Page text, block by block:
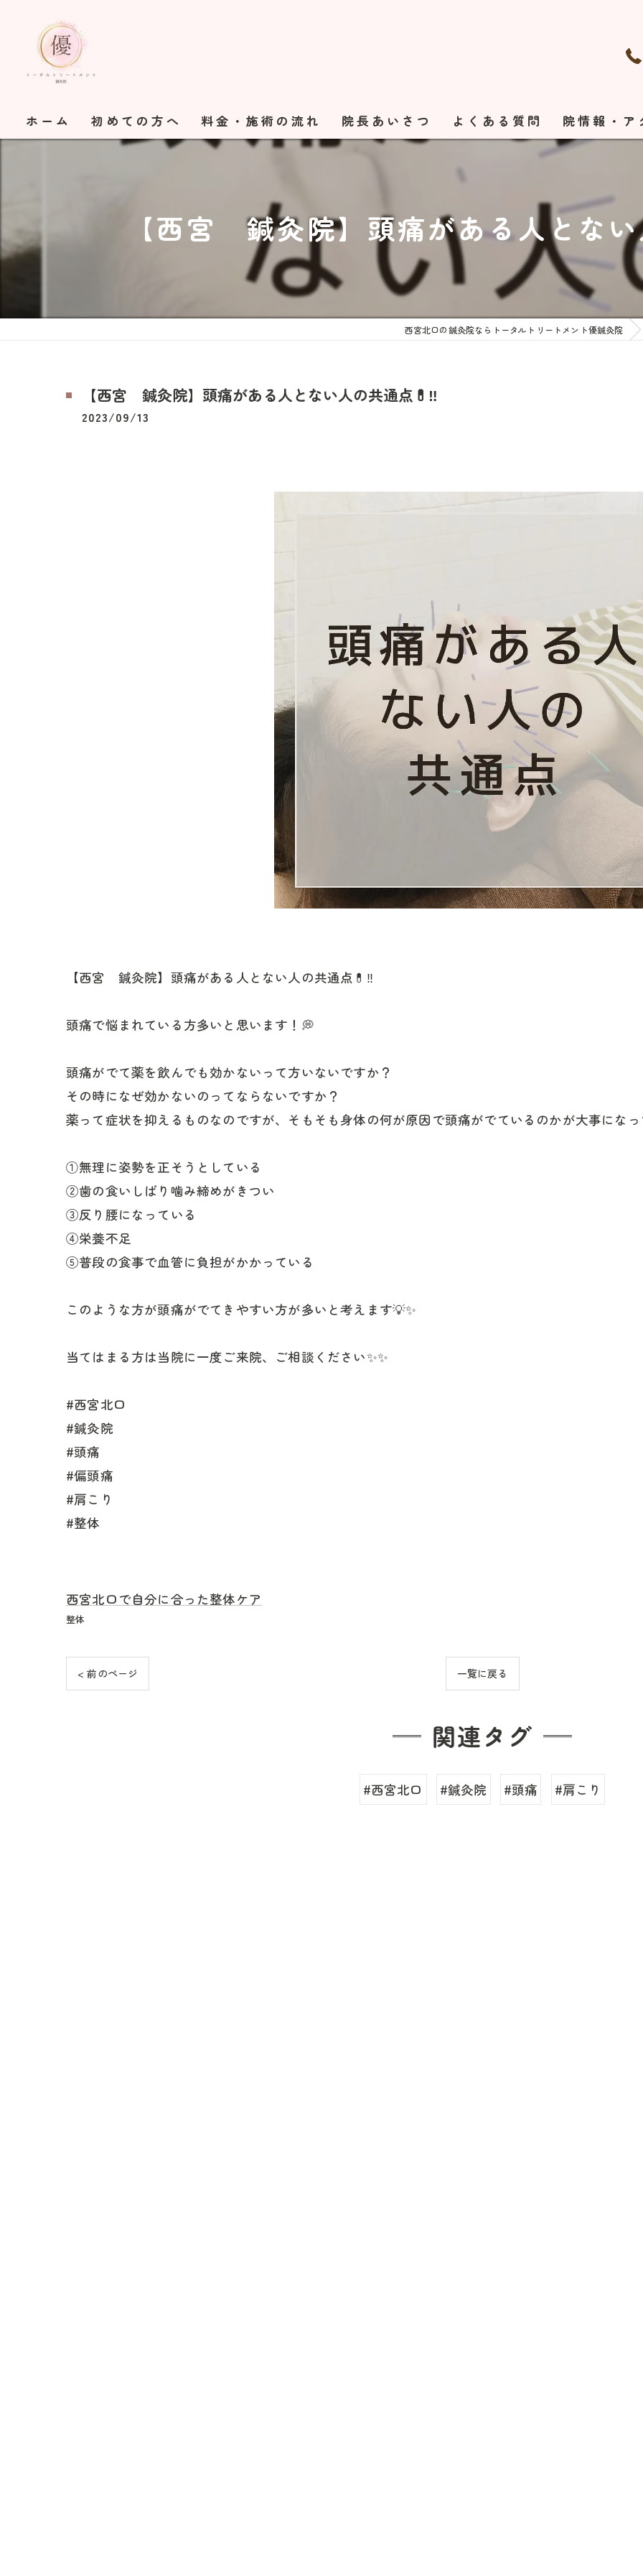
ホーム 初めての方へ 料金・施術の流れ 院長あいさつ よくある質問 院情報・ア
【西宮 鍼灸院】頭痛がある人とな
西宮北口の鍼灸院ならトータルトリートメント優鍼灸院
【西宮 鍼灸院】頭痛がある人とない人の共通点💊‼️
2023/09/13
【西宮 鍼灸院】頭痛がある人とない人の共通点💊‼️
頭痛で悩まれている方多いと思います！💭
頭痛がでて薬を飲んでも効かないって方いないですか？
その時になぜ効かないのってならないですか？
薬って症状を抑えるものなのですが、そもそも身体の何が原因で頭痛がでているのかが大事になっ
①無理に姿勢を正そうとしている
②歯の食いしばり噛み締めがきつい
③反り腰になっている
④栄養不足
⑤普段の食事で血管に負担がかかっている
このような方が頭痛がでてきやすい方が多いと考えます💡✨
当てはまる方は当院に一度ご来院、ご相談ください✨✨
#西宮北口
#鍼灸院
#頭痛
#偏頭痛
#肩こり
#整体
西宮北口で自分に合った整体ケア
整体
< 前のページ 一覧に戻る
関連タグ
#西宮北口 #鍼灸院 #頭痛 #肩こり